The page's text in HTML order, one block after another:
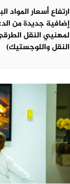
ارتفاع أسعار المواد
إضافية جديدة من
لمهنيي النقل
النقل واللوجستيك)